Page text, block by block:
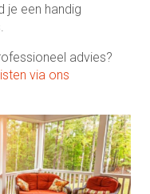
je een handig
advies?
via ons